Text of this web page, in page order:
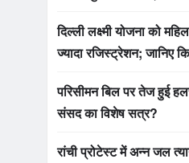
दिल्ली लक्ष्मी योजना को
ज्यादा रजिस्ट्रेशन; जानिए
परिसीमन बिल पर तेज हुई
संसद का विशेष सत्र?
रांची प्रोटेस्ट में अन्न जल